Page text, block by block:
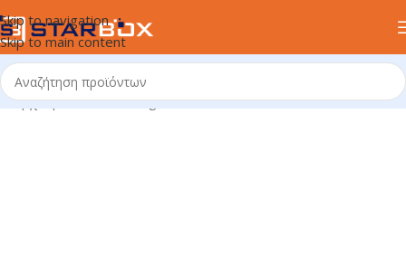
Skip to navigation
Skip to main content
Αρχική σελίδα/uncategorized